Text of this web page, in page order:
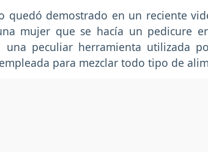
quedó demostrado en un reciente
mujer que se hacía un pedicure
una peculiar herramienta utilizada
para mezclar todo tipo de